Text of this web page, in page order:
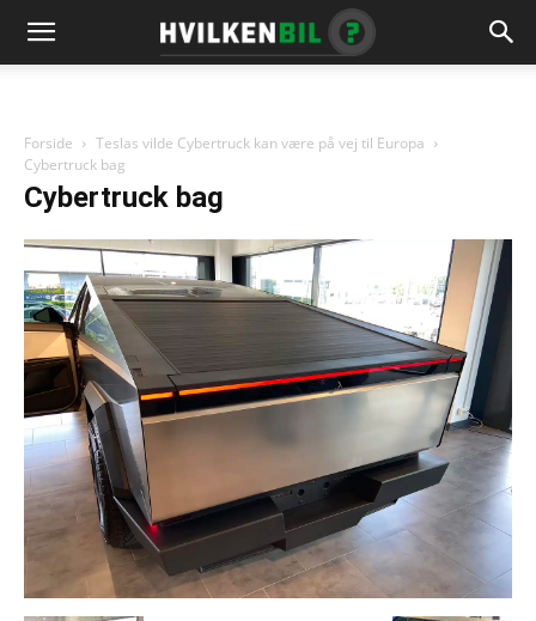
Forside
Teslas vilde Cybertruck kan være på vej til Europa
Cybertruck bag
Cybertruck bag